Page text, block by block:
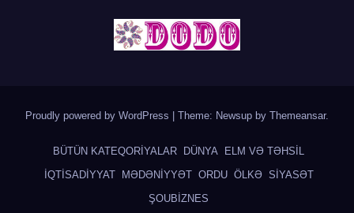
Proudly powered by WordPress Theme: Newsup by Themeansar.
BÜTÜN KATEQORİYALAR DÜNYA
ELM VƏ TƏHSİL
İQTİSADİYYAT
MƏDƏNİYYƏT ORDU ÖLKƏ SİYASƏT
ŞOUBİZNES